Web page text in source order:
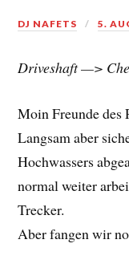
DJ NAFETS 5.
Driveshaft —>
Moin Freunde des
Langsam aber
Hochwassers
normal weiter
Trecker.
Aber fangen wir